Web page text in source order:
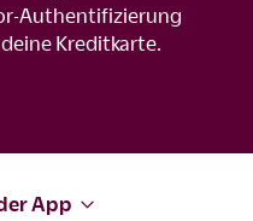
Authentifizierung
Kreditkarte.
App